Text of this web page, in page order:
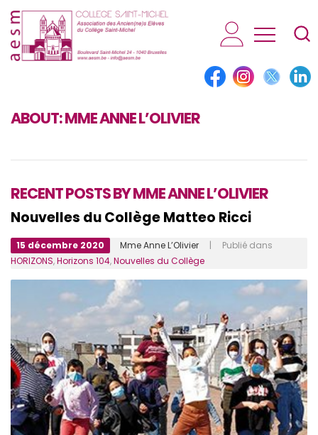
AESM...
ABOUT:MME ANNE L’OLIVIER
RECENT POSTS BY MME ANNE L’OLIVIER
Nouvelles du Collège Matteo Ricci
15 décembre 2020 Mme Anne L’Olivier | Publié dans
HORIZONS,Horizons 104,Nouvelles du Collège